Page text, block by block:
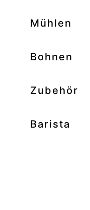
Mühlen
–
Bohnen
–
Zubehör
Barista